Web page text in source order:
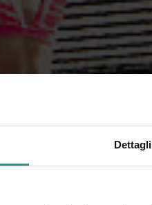
Dettagli